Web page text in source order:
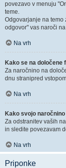
povezavo v menuju
teme.
Odgovarjanje na temo
odgovor" vas naroči
Na vrh
Kako se na določene
Za naročnino na
dnu stranipred
Na vrh
Kako svojo
Za odstranitev vaših
in sledite povezavam
Na vrh
Priponke